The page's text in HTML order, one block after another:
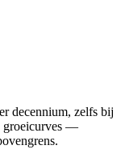
decennium, zelfs bij
groeicurves —